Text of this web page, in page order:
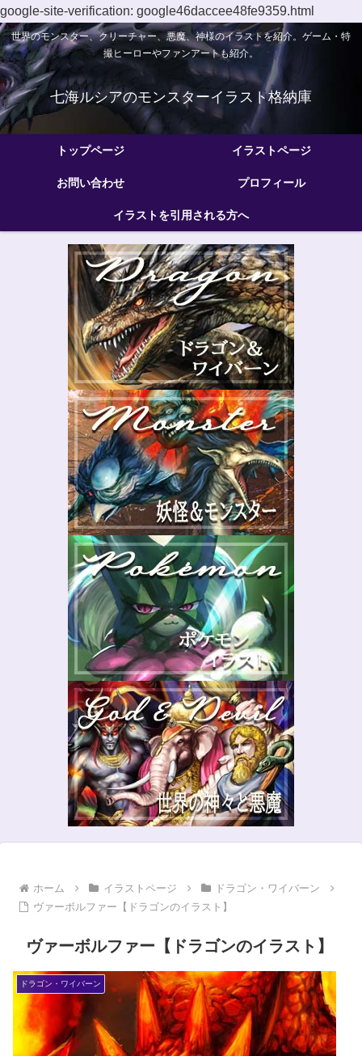
google-site-verification: google46daccee48fe9359.html
世界のモンスター、クリーチャー、悪魔、神様のイラストを紹介。ゲーム・特
撮ヒーローやファンアートも紹介。
七海ルシアのモンスターイラスト格納庫
トップページ イラストページ
お問い合わせ プロフィール
イラストを引用される方へ
ホーム イラストページ
ドラゴン・ワイバーン
ヴァーボルファー【ドラゴンのイラスト】
ヴァーボルファー【ドラゴンのイラスト】
ドラゴン・ワイバーン